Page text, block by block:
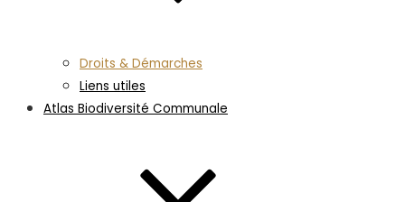
Droits & Démarches
Liens utiles
Atlas Biodiversité Communale